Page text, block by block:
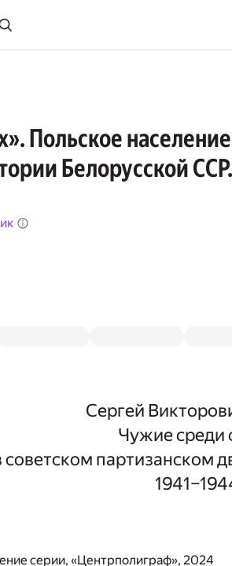
Польское
Белорусской
Сергей
Чужие среди
советском партизанском
серии, «Центрполиграф», 2024